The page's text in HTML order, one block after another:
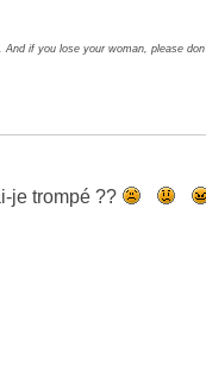
if you lose your woman, please
je trompé ??